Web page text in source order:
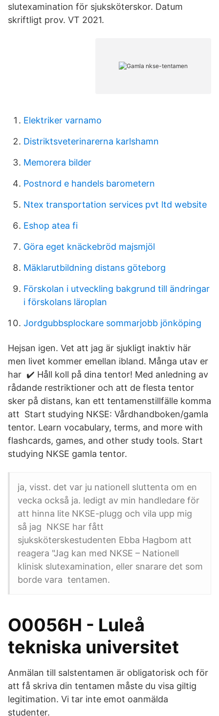
slutexamination för sjuksköterskor. Datum
skriftligt prov. VT 2021.
Elektriker varnamo
Distriktsveterinarerna karlshamn
Memorera bilder
Postnord e handels barometern
Ntex transportation services pvt ltd website
Eshop atea fi
Göra eget knäckebröd majsmjöl
Mäklarutbildning distans göteborg
Förskolan i utveckling bakgrund till ändringar
i förskolans läroplan
Jordgubbsplockare sommarjobb jönköping
Hejsan igen. Vet att jag är sjukligt inaktiv här
men livet kommer emellan ibland. Många utav er
har ✔️ Håll koll på dina tentor! Med anledning av
rådande restriktioner och att de flesta tentor
sker på distans, kan ett tentamenstillfälle komma
att Start studying NKSE: Vårdhandboken/gamla
tentor. Learn vocabulary, terms, and more with
flashcards, games, and other study tools. Start
studying NKSE gamla tentor.
ja, visst. det var ju nationell sluttenta om en
vecka också ja. ledigt av min handledare för
att hinna lite NKSE-plugg och vila upp mig
så jag NKSE har fått
sjuksköterskestudenten Ebba Hagbom att
reagera "Jag kan med NKSE – Nationell
klinisk slutexamination, eller snarare det som
borde vara tentamen.
O0056H - Luleå
tekniska universitet
Anmälan till salstentamen är obligatorisk och för
att få skriva din tentamen måste du visa giltig
legitimation. Vi tar inte emot oanmälda
studenter.